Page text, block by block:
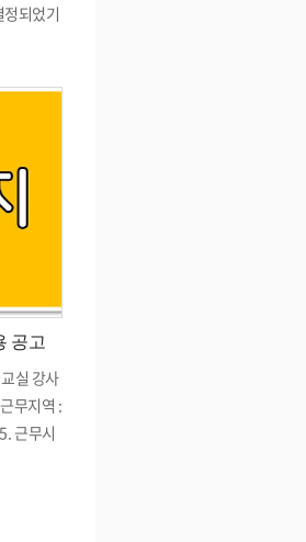
되었기
는미술
께 감사
께걷기
02-2
공고
실 강사
무지역 :
근무시